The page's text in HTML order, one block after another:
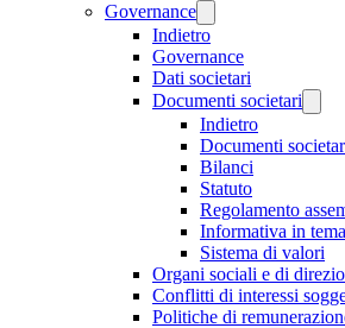
Governance
Indietro
Governance
Dati societari
Documenti societari
Indietro
Documenti
Bilanci
Statuto
Regolamento
Informativa in
Sistema di valori
Organi sociali e di
Conflitti di interessi
Politiche di